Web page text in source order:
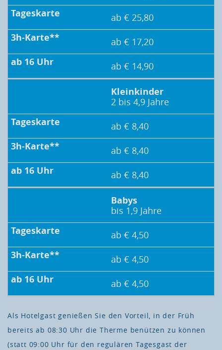
ab € 25,80
ab € 17,20
ab € 14,90
Kleinkinder
2 bis 4,9 Jahre
ab € 8,40
ab € 8,40
ab € 8,40
Babys
bis 1,9 Jahre
ab € 4,50
ab € 4,50
ab € 4,50
Als Hotelgast genießen Sie den Vorteil, in der Früh
bereits ab 08:30 Uhr die Therme benützen zu können
(statt 09:00 Uhr für den regulären Tagesgast der